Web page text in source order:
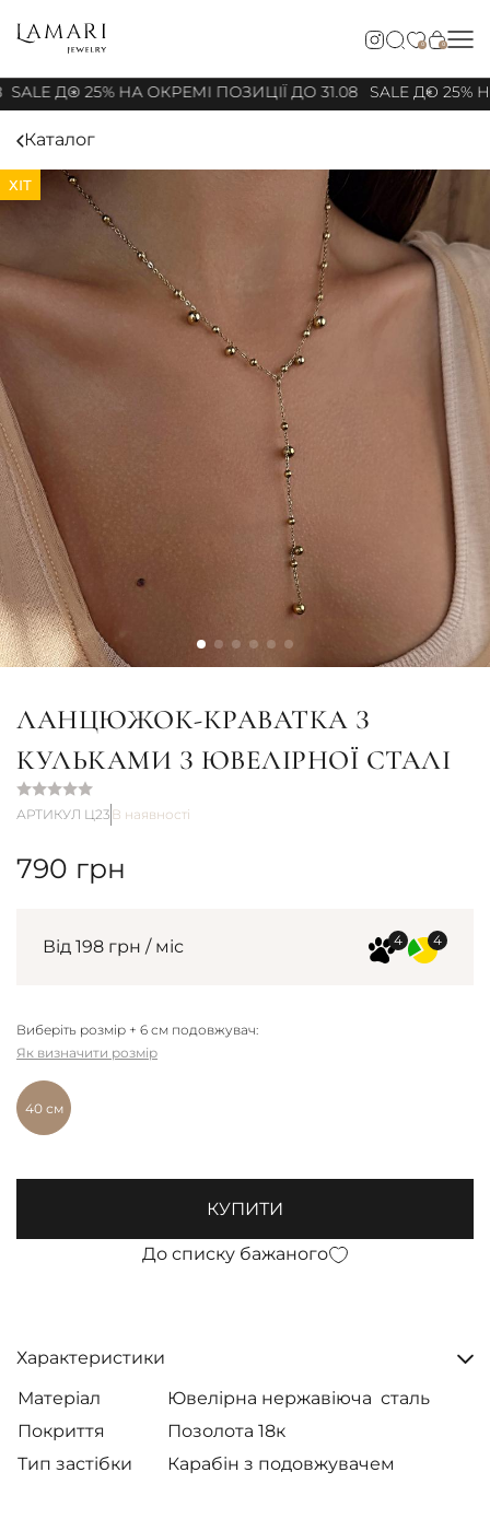
0 0
SALE ДО 25% НА ОКРЕМІ ПОЗИЦІЇ ДО 31.08 SALE ДО 25%
Каталог
ХІТ
ЛАНЦЮЖОК-КРАВАТКА З
КУЛЬКАМИ З ЮВЕЛІРНОЇ СТАЛІ
АРТИКУЛ Ц23 В наявності
790 грн
Від 198 грн / міс
Виберіть розмір + 6 см подовжувач:
40 см
Як визначити розмір
КУПИТИ
До списку бажаного
Характеристики
Матеріал
Ювелірна нержавіюча сталь
Покриття
Позолота 18к
Тип застібки
Карабін з подовжувачем